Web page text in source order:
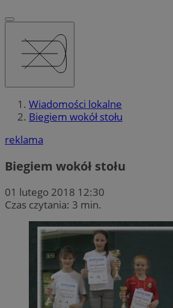
Wiadomości lokalne
Biegiem wokół stołu
reklama
Biegiem wokół stołu
01 lutego 2018 12:30
Czas czytania: 3 min.